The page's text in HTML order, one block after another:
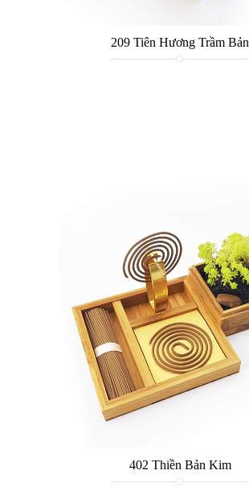
209 Tiên Hương Trầm Bản
402 Thiền Bản Kim